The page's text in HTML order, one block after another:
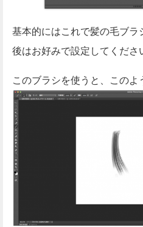
基本的にはこれで髪の毛ブラ
後はお好みで設定してくださ
このブラシを使うと、このよ